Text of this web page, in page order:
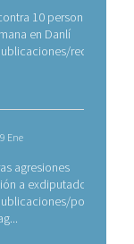
10 personas
en Danlí
Ene
agresiones
a exdiputado
por-